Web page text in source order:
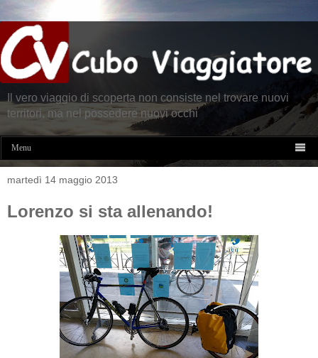
Il vero viaggio di scoperta non consiste nel trovare nuovi
territori, ma nel possedere nuovi occhi
Menu 
martedì 14 maggio 2013
Lorenzo si sta allenando!